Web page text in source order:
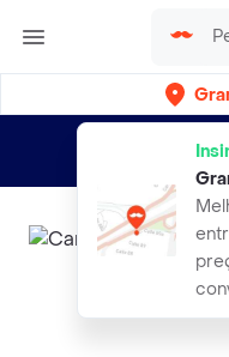
Entregas